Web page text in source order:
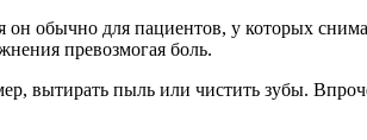
обычно для пациентов, у которых
превозмогая боль.
вытирать пыль или чистить зубы.